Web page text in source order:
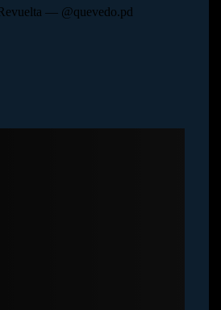
— @quevedo.pd